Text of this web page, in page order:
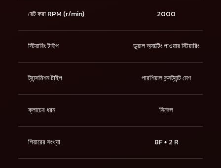
রেট করা RPM (r/min) 2000
স্টিয়ারিং টাইপ ডুয়াল অ্যাক্টিং পাওয়ার স্টিয়ারিং
ট্রান্সমিশন টাইপ পারশিয়াল কন্সট্যান্ট মেশ
ক্লাচের ধরন সিঙ্গেল
গিয়ারের সংখ্যা 8F + 2 R